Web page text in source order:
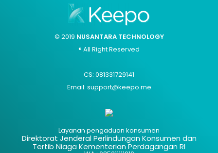
© 2019 NUSANTARA TECHNOLOGY
® All Right Reserved
CS: 081331729141
Email: support@keepo.me
Layanan pengaduan konsumen
Direktorat Jenderal Perlindungan Konsumen dan
Tertib Niaga Kementerian Perdagangan RI